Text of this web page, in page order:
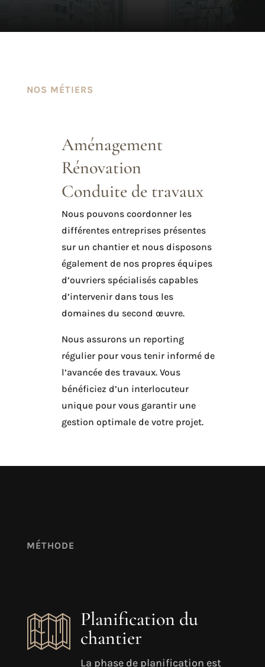
NOS MÉTIERS
Aménagement
Rénovation
Conduite de travaux
Nous pouvons coordonner les
différentes entreprises présentes
sur un chantier et nous disposons
également de nos propres équipes
d’ouvriers spécialisés capables
d’intervenir dans tous les
domaines du second œuvre.
Nous assurons un reporting
régulier pour vous tenir informé de
l’avancée des travaux. Vous
bénéficiez d’un interlocuteur
unique pour vous garantir une
gestion optimale de votre projet.
MÉTHODE
Planification du
chantier
La phase de planification est